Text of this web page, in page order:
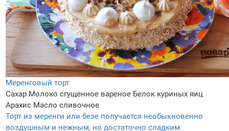
Меренговый торт
Сахар Молоко сгущенное вареное Белок куриных яиц
Арахис Масло сливочное
Торт из меренги или безе получается необыкновенно
воздушным и нежным, но достаточно сладким.